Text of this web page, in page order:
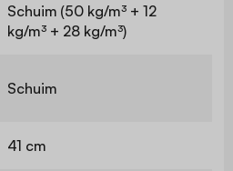
Schuim (50 kg/m³ + 12
kg/m³ + 28 kg/m³)
Schuim
41 cm